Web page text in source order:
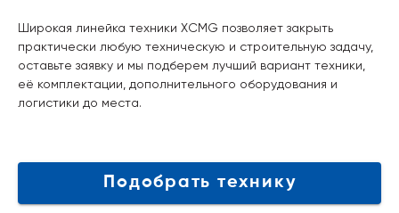
Широкая линейка техники XCMG позволяет закрыть
практически любую техническую и строительную задачу,
оставьте заявку и мы подберем лучший вариант техники,
её комплектации, дополнительного оборудования и
логистики до места.
Подобрать технику